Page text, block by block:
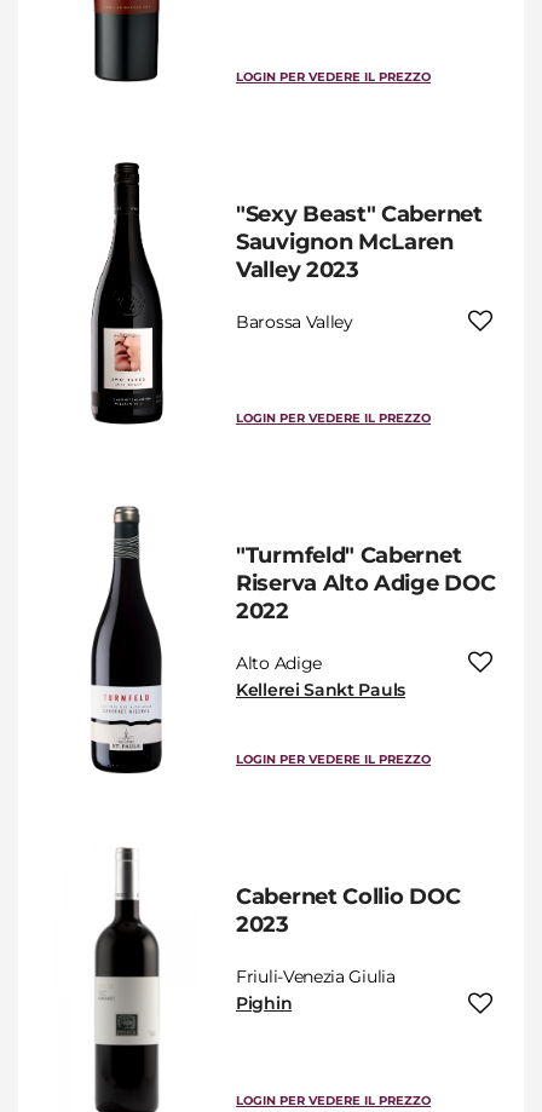
LOGIN PER VEDERE IL PREZZO
"Sexy Beast" Cabernet
Sauvignon McLaren
Valley 2023
Barossa Valley
LOGIN PER VEDERE IL PREZZO
"Turmfeld" Cabernet
Riserva Alto Adige DOC
2022
Alto Adige
Kellerei Sankt Pauls
LOGIN PER VEDERE IL PREZZO
Cabernet Collio DOC
2023
Friuli-Venezia Giulia
Pighin
LOGIN PER VEDERE IL PREZZO